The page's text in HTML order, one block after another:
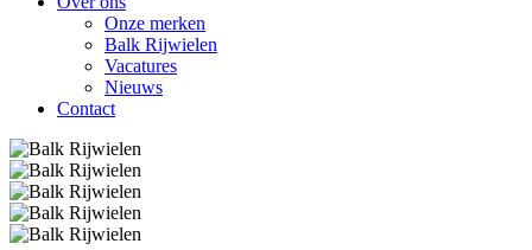
Onze merken
Balk Rijwielen
Vacatures
Nieuws
Contact